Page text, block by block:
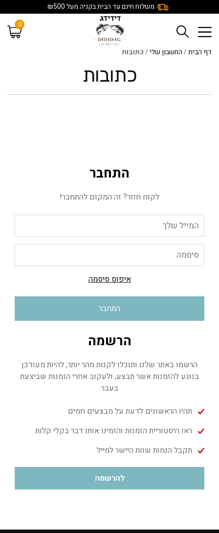
משלוח חינם עד הבית בקניה מעל ₪500
0
כתובות
דף הבית/החשבון שלי/כתובות
התחבר
לקוח חוזר? זה המקום להתחבר!
איפוס סיסמה
התחבר
הרשמה
הרשמו באתר שלנו ותוכלו לקנות מהר יותר, להיות מעודכן
בנוגע להזמנות אשר תבצע, ולעקוב אחרי הזמנות שביצעת
בעבר
תהיו הראשונים לדעת על מבצעים חמים
ראו היסטוריית הזמנות והזמינו אותו דבר בקלי קלות
תקבל הנחות שוות היישר למייל
להרשמה